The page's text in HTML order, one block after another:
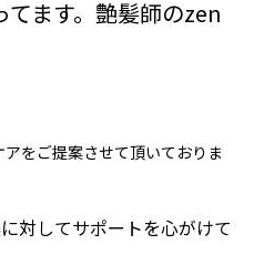
ます。艶髪師のzen
をご提案させて頂いておりま
対してサポートを心がけて